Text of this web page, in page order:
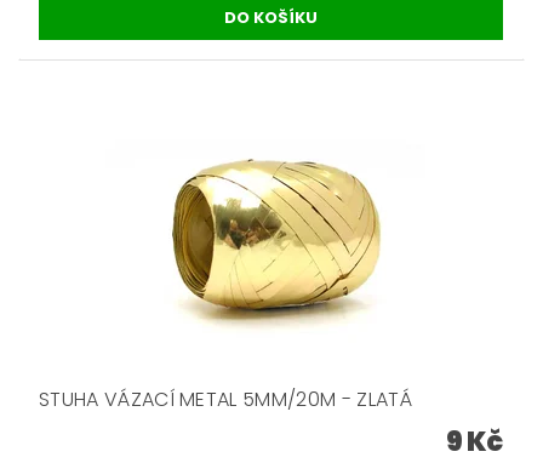
STUHA VÁZACÍ METAL 5MM/20M - ZLATÁ
9 Kč